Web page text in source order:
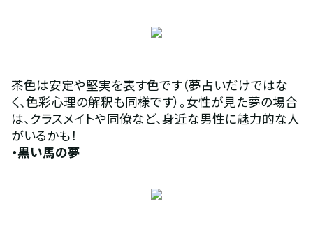
茶色は安定や堅実を表す色です（夢占いだけではな
く、色彩心理の解釈も同様です）。女性が見た夢の場合
は、クラスメイトや同僚など、身近な男性に魅力的な人
がいるかも！
・黒い馬の夢